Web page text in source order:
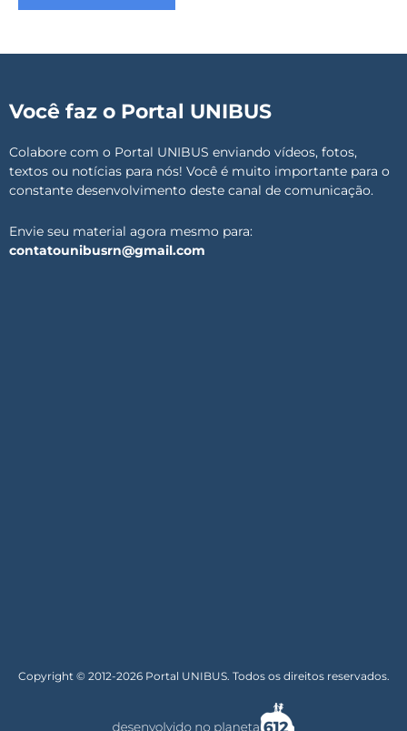
Você faz o Portal UNIBUS
Colabore com o Portal UNIBUS enviando vídeos, fotos,
textos ou notícias para nós! Você é muito importante para o
constante desenvolvimento deste canal de comunicação.
Envie seu material agora mesmo para:
contatounibusrn@gmail.com
Copyright © 2012-2026 Portal UNIBUS. Todos os direitos reservados.